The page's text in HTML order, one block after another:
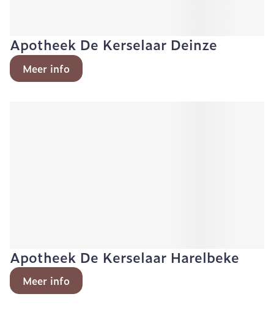
Apotheek De Kerselaar Deinze
Meer info
Apotheek De Kerselaar Harelbeke
Meer info